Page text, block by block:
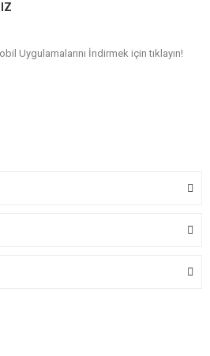
Uygulamalarını İndirmek için tıklayın!